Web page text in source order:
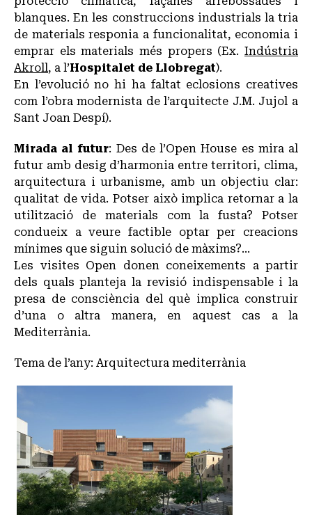
blanques. En les construccions industrials la tria
de materials responia a funcionalitat, economia i
emprar els materials més propers (Ex. Indústria
Akroll, a l’Hospitalet de Llobregat).
En l’evolució no hi ha faltat eclosions creatives
com l’obra modernista de l’arquitecte J.M. Jujol a
Sant Joan Despí).
Mirada al futur: Des de l’Open House es mira al
futur amb desig d’harmonia entre territori, clima,
arquitectura i urbanisme, amb un objectiu clar:
qualitat de vida. Potser això implica retornar a la
utilització de materials com la fusta? Potser
condueix a veure factible optar per creacions
mínimes que siguin solució de màxims?…
Les visites Open donen coneixements a partir
dels quals planteja la revisió indispensable i la
presa de consciència del què implica construir
d’una o altra manera, en aquest cas a la
Mediterrània.
Tema de l’any: Arquitectura mediterrània